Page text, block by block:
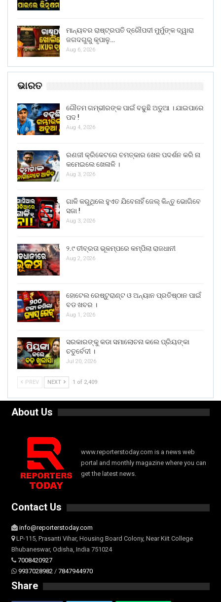
ମାନ୍ୟବର ରାଷ୍ଟ୍ରପତି ଦ୍ରୌପଦୀ ମୁର୍ମୁଙ୍କ ଦ୍ୱାରା
ଜଗଦଗୁରୁ କୃପାଳୁ…
Aug 6, 2026
ଭାରତ
ଗୌତମ ଗମ୍ଭୀରଙ୍କ ପାଇଁ ବଢୁଛି ଅଡୁଆ । ଯାଇପାରେ
ପଦ !
Aug 4, 2026
ରଣଜୀ କ୍ରିକେଟରେ ଚମତ୍କାର ଖେଳ ପଦର୍ଶନ କରି ନା
କମେଇଲେ ଖେଳାଳି ।
Aug 3, 2026
ଗାଳି କରୁଥିଲେ ହୁଏତ ଯିବେନାହିଁ ଜେଲ୍ କିନ୍ତୁ ଭୋଗିବେ
ସଜା !
Aug 3, 2026
୨.୯ ତୀବ୍ରତା ଭୂକମ୍ପରେ କମ୍ପିଲା ରାଜଧାନୀ
Aug 2, 2026
ହୋଟେଲ ରେଷ୍ଟୁରାଣ୍ଟ ଓ ଅନ୍ୟାନ ପ୍ରତିଷ୍ଠାନ ପାଇଁ
ବଡ ଖବର ।
Aug 1, 2026
ସରକାରଙ୍କୁ କଡା ସମାଲୋଚନା କଲେ ପ୍ରିୟଙ୍କା
ଚତୁର୍ବେଦୀ ।
Jul 20, 2026
PREV NEXT 1 of 2,409
About Us
www.reporterstoday.com is a news web
portal and monthly magazine where you can
get the latest news.
Contact Us
info@reporterstoday.com
LP-115, Prasanti Vihar, Housing Board Colony, Near Kiit College
Bhubaneswar, Odisha, India 751024
7008420927
9937028982 / 7847944970
Share